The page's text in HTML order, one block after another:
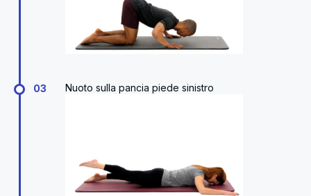
03 Nuoto sulla pancia piede sinistro